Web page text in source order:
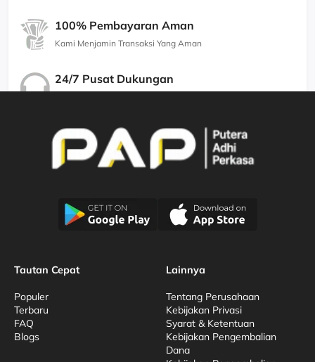
100% Pembayaran Aman
Kami Menjamin Transaksi Yang Aman
24/7 Pusat Dukungan
Tautan Cepat
Populer
Terbaru
FAQ
Blogs
Lainnya
Tentang Perusahaan
Kebijakan Privasi
Syarat & Ketentuan
Kebijakan Pengembalian
Dana